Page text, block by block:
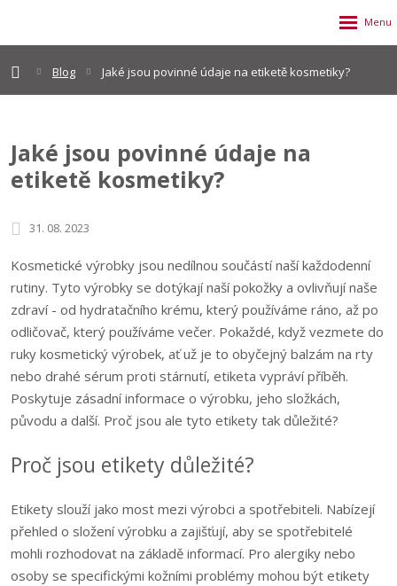
Blog Jaké jsou povinné údaje na etiketě kosmetiky?
Jaké jsou povinné údaje na
etiketě kosmetiky?
31. 08. 2023
Kosmetické výrobky jsou nedílnou součástí naší každodenní
rutiny. Tyto výrobky se dotýkají naší pokožky a ovlivňují naše
zdraví - od hydratačního krému, který používáme ráno, až po
odličovač, který používáme večer. Pokaždé, když vezmete do
ruky kosmetický výrobek, ať už je to obyčejný balzám na rty
nebo drahé sérum proti stárnutí, etiketa vypráví příběh.
Poskytuje zásadní informace o výrobku, jeho složkách,
původu a další. Proč jsou ale tyto etikety tak důležité?
Proč jsou etikety důležité?
Etikety slouží jako most mezi výrobci a spotřebiteli. Nabízejí
přehled o složení výrobku a zajišťují, aby se spotřebitelé
mohli rozhodovat na základě informací. Pro alergiky nebo
osoby se specifickými kožními problémy mohou být etikety